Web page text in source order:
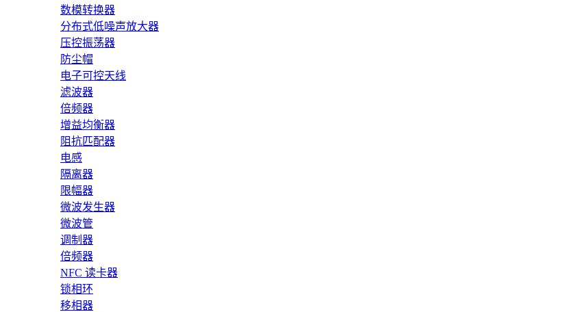
数模转换器
分布式低噪声放大器
压控振荡器
防尘帽
电子可控天线
滤波器
倍频器
增益均衡器
阻抗匹配器
电感
隔离器
限幅器
微波发生器
微波管
调制器
倍频器
NFC 读卡器
锁相环
移相器